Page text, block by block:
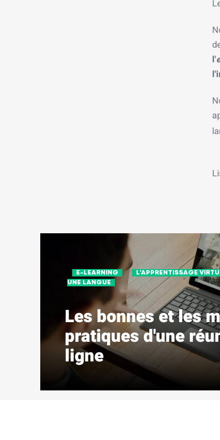
l'
E-LEARNING L'APPRENTISSAGE
UNE LANGUE
Les bonnes et les
pratiques d'une
ligne